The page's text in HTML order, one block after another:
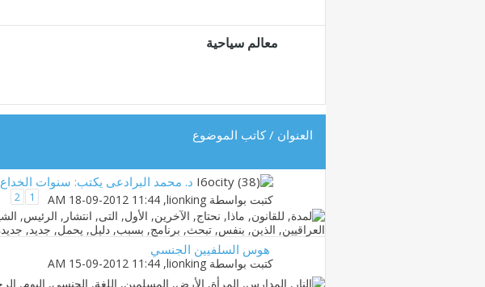
معالم سياحية
العنوان /كاتب الموضوع
د. محمد البرادعى يكتب: سنوات الخداع
كتبت بواسطة lionking
‏, 18-09-2012 11:44 AM
1
2
هوس السلفيين الجنسي
كتبت بواسطة lionking
‏, 15-09-2012 11:44 AM